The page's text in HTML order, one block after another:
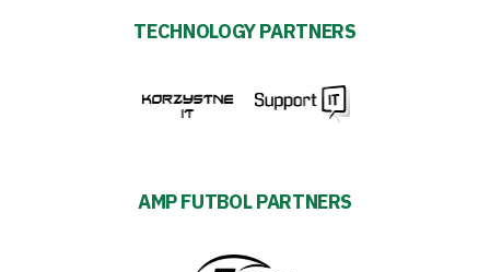
TECHNOLOGY PARTNERS
AMP FUTBOL PARTNERS